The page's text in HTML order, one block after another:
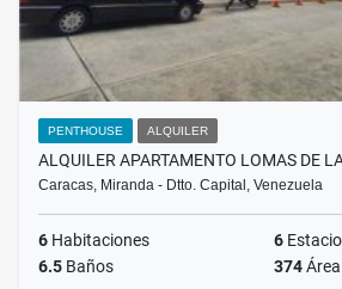
PENTHOUSE ALQUILER
ALQUILER APARTAMENTO LOMAS DE
Caracas, Miranda - Dtto. Capital, Venezuela
6 Habitaciones 6
6.5 Baños 374